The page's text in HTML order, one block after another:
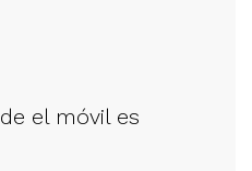
el móvil es